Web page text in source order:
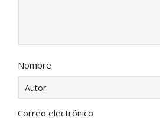
Nombre
Correo electrónico